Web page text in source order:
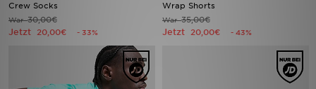
Crew Socks
War30,00€
Jetzt 20,00€ - 33%
Wrap Shorts
War35,00€
Jetzt 20,00€ - 43%